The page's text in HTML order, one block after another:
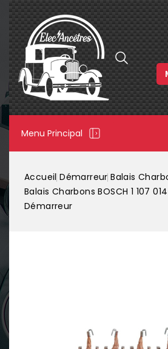
Menu Principal
Accueil Démarreur Balais
Balais Charbons BOSCH 1 107
Démarreur